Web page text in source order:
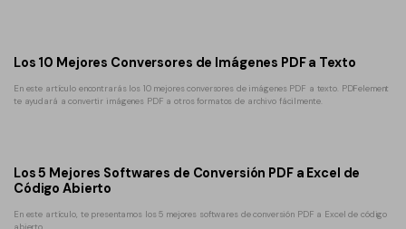
Los 10 Mejores Conversores de Imágenes PDF a Texto
En este artículo encontrarás los 10 mejores conversores de imágenes PDF a texto. PDFelement
te ayudará a convertir imágenes PDF a otros formatos de archivo fácilmente.
Los 5 Mejores Softwares de Conversión PDF a Excel de
Código Abierto
En este artículo, te presentamos los 5 mejores softwares de conversión PDF a Excel de código
abierto.